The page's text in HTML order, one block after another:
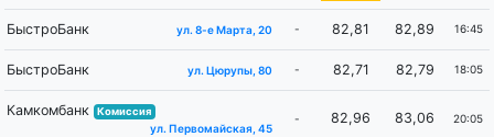
БыстроБанк ул. 8-е Марта, 20 - 82,81 82,89 16:45
БыстроБанк ул. Цюрупы, 80 - 82,71 82,79 18:05
Камкомбанк Комиссия
ул. Первомайская, 45
- 82,96 83,06 20:05